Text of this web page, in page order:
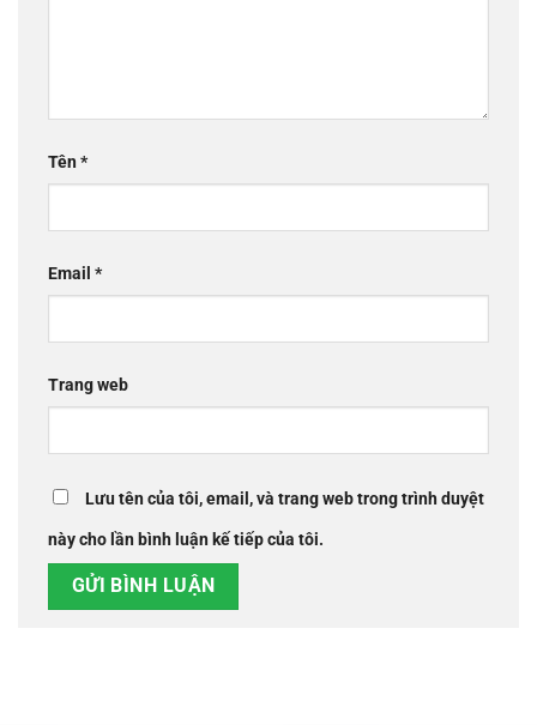
Tên*
Email *
Trang web
Lưu tên của tôi, email, và trang web trong trình duyệt
này cho lần bình luận kế tiếp của tôi.